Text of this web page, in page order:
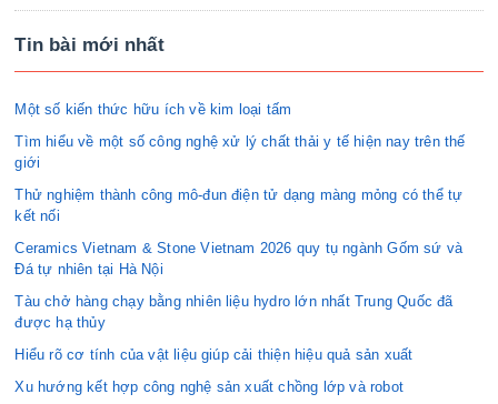
Tin bài mới nhất
Một số kiến thức hữu ích về kim loại tấm
Tìm hiểu về một số công nghệ xử lý chất thải y tế hiện nay trên thế
giới
Thử nghiệm thành công mô-đun điện tử dạng màng mỏng có thể tự
kết nối
Ceramics Vietnam & Stone Vietnam 2026 quy tụ ngành Gốm sứ và
Đá tự nhiên tại Hà Nội
Tàu chở hàng chạy bằng nhiên liệu hydro lớn nhất Trung Quốc đã
được hạ thủy
Hiểu rõ cơ tính của vật liệu giúp cải thiện hiệu quả sản xuất
Xu hướng kết hợp công nghệ sản xuất chồng lớp và robot